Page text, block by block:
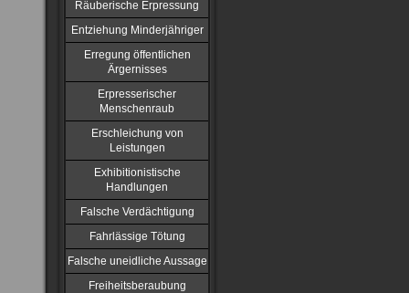
Räuberische Erpressung
Entziehung Minderjähriger
Erregung öffentlichen
Ärgernisses
Erpresserischer
Menschenraub
Erschleichung von
Leistungen
Exhibitionistische
Handlungen
Falsche Verdächtigung
Fahrlässige Tötung
Falsche uneidliche Aussage
Freiheitsberaubung